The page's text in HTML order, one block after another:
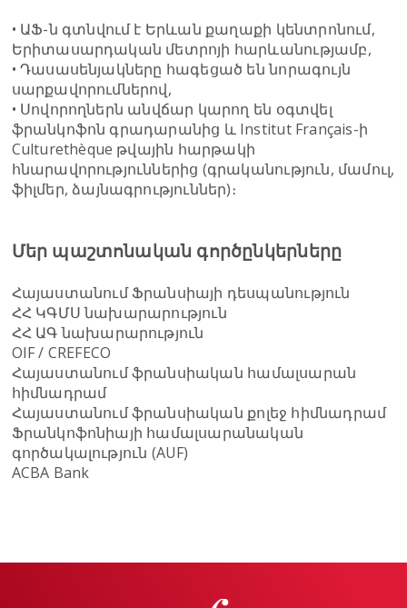
• ԱՖ-ն գտնվում է Երևան քաղաքի կենտրոնում,
Երիտասարդական մետրոյի հարևանությամբ,
• Դասասենյակները հագեցած են նորագույն
սարքավորումներով,
• Սովորողներն անվճար կարող են օգտվել
ֆրանկոֆոն գրադարանից և Institut Français-ի
Culturethèque թվային հարթակի
հնարավորություններից (գրականություն, մամուլ,
ֆիլմեր, ձայնագրություններ)։
Մեր պաշտոնական գործընկերները
Հայաստանում Ֆրանսիայի դեսպանություն
ՀՀ ԿԳՄՍ նախարարություն
ՀՀ ԱԳ նախարարություն
OIF / CREFECO
Հայաստանում ֆրանսիական համալսարան
հիմնադրամ
Հայաստանում ֆրանսիական քոլեջ հիմնադրամ
Ֆրանկոֆոնիայի համալսարանական
գործակալություն (AUF)
ACBA Bank